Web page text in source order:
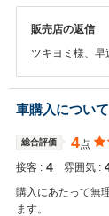
販売店の返信
ツキヨミ様、
き合いが出来な
てください。
車購入について
総合評価 4点
接客 : 4 雰囲気 :
購入にあたって無
ます。